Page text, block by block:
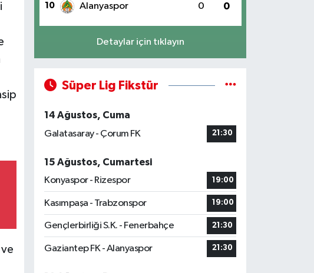
10 Alanyaspor 0 0
Detaylar için tıklayın
Süper Lig Fikstür
14 Ağustos, Cuma
Galatasaray - Çorum FK
21:30
15 Ağustos, Cumartesi
Konyaspor - Rizespor
19:00
Kasımpaşa - Trabzonspor 19:00
Gençlerbirliği S.K. - Fenerbahçe 21:30
Gaziantep FK - Alanyaspor 21:30